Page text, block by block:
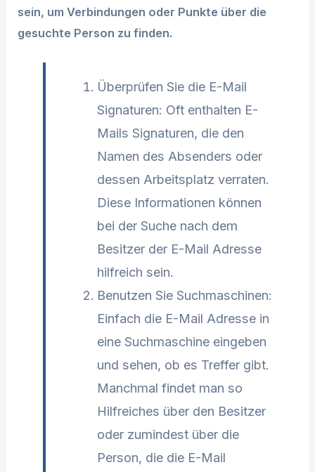
sein, um Verbindungen oder Punkte über die
gesuchte Person zu finden.
Überprüfen Sie die E-Mail
Signaturen: Oft enthalten E-
Mails Signaturen, die den
Namen des Absenders oder
dessen Arbeitsplatz verraten.
Diese Informationen können
bei der Suche nach dem
Besitzer der E-Mail Adresse
hilfreich sein.
Benutzen Sie Suchmaschinen:
Einfach die E-Mail Adresse in
eine Suchmaschine eingeben
und sehen, ob es Treffer gibt.
Manchmal findet man so
Hilfreiches über den Besitzer
oder zumindest über die
Person, die die E-Mail